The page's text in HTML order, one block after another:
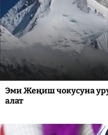
Эми Жеңиш чокусуна
алат